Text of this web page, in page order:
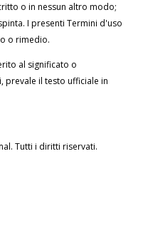
o in nessun altro modo;
I presenti Termini d'uso
o rimedio.
al significato o
prevale il testo ufficiale in
Tutti i diritti riservati.